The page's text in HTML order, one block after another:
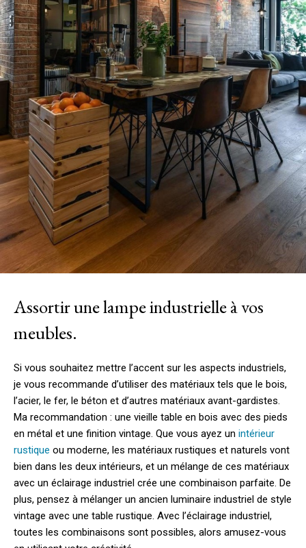
Assortir une lampe industrielle à vos
meubles.
Si vous souhaitez mettre l’accent sur les aspects industriels,
je vous recommande d’utiliser des matériaux tels que le bois,
l’acier, le fer, le béton et d’autres matériaux avant-gardistes.
Ma recommandation : une vieille table en bois avec des pieds
en métal et une finition vintage. Que vous ayez un intérieur
rustique ou moderne, les matériaux rustiques et naturels vont
bien dans les deux intérieurs, et un mélange de ces matériaux
avec un éclairage industriel crée une combinaison parfaite. De
plus, pensez à mélanger un ancien luminaire industriel de style
vintage avec une table rustique. Avec l’éclairage industriel,
toutes les combinaisons sont possibles, alors amusez-vous